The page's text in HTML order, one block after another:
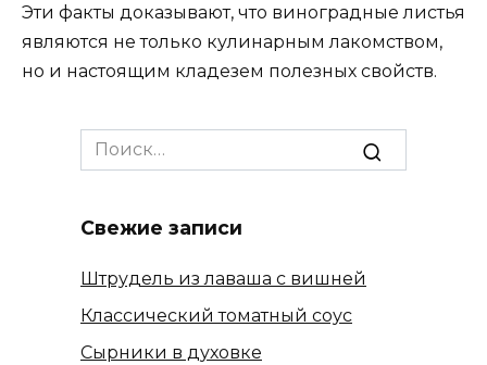
Эти факты доказывают, что виноградные листья
являются не только кулинарным лакомством,
но и настоящим кладезем полезных свойств.
Search
for:
Свежие записи
Штрудель из лаваша с вишней
Классический томатный соус
Сырники в духовке